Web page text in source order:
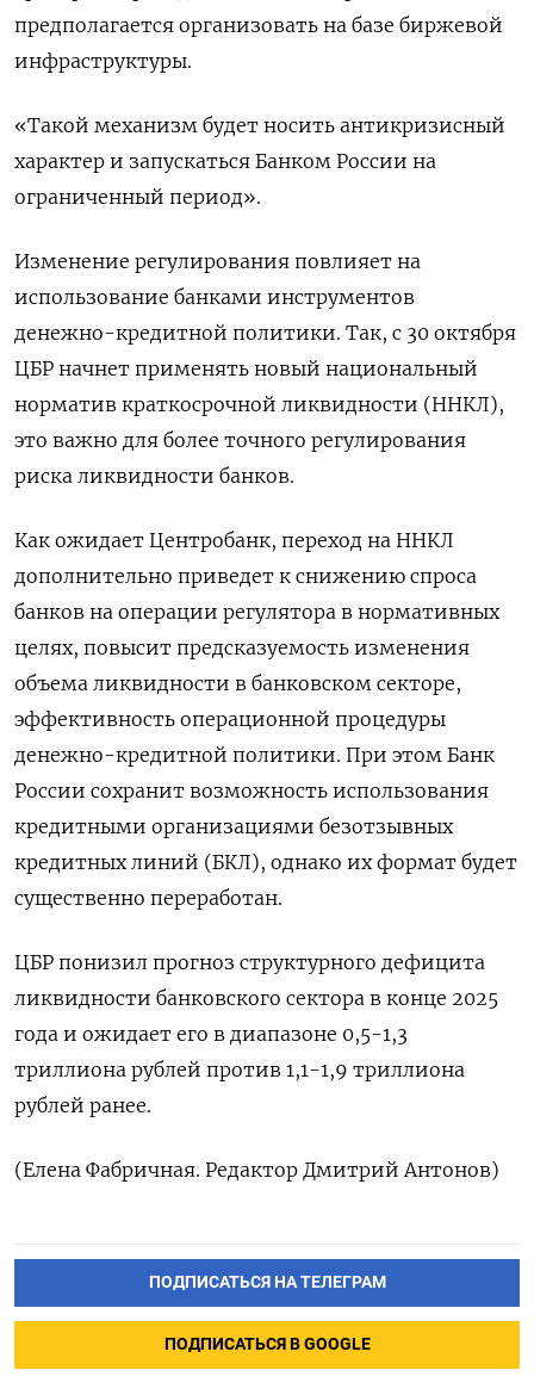
предполагается организовать на базе биржевой
инфраструктуры.
«Такой механизм будет носить антикризисный
характер и запускаться Банком России на
ограниченный период».
Изменение регулирования повлияет на
использование банками инструментов
денежно-кредитной политики. Так, с 30 октября
ЦБР начнет применять новый национальный
норматив краткосрочной ликвидности (ННКЛ),
это важно для более точного регулирования
риска ликвидности банков.
Как ожидает Центробанк, переход на ННКЛ
дополнительно приведет к снижению спроса
банков на операции регулятора в нормативных
целях, повысит предсказуемость изменения
объема ликвидности в банковском секторе,
эффективность операционной процедуры
денежно-кредитной политики. При этом Банк
России сохранит возможность использования
кредитными организациями безотзывных
кредитных линий (БКЛ), однако их формат будет
существенно переработан.
ЦБР понизил прогноз структурного дефицита
ликвидности банковского сектора в конце 2025
года и ожидает его в диапазоне 0,5-1,3
триллиона рублей против 1,1-1,9 триллиона
рублей ранее.
(Елена Фабричная. Редактор Дмитрий Антонов)
ПОДПИСАТЬСЯ НА ТЕЛЕГРАМ
ПОДПИСАТЬСЯ В GOOGLE